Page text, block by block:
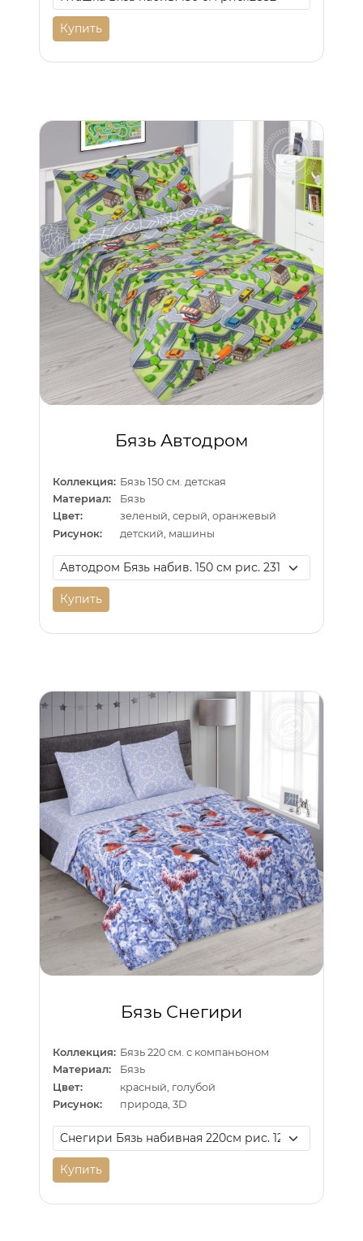
Купить
Бязь Автодром
Коллекция: Бязь 150 см. детская
Материал:
Бязь
Цвет:
зеленый, серый, оранжевый
Рисунок:
детский, машины
Купить
Бязь Снегири
Коллекция: Бязь 220 см. с компаньоном
Материал:
Бязь
Цвет:
красный, голубой
Рисунок:
природа, 3D
Купить